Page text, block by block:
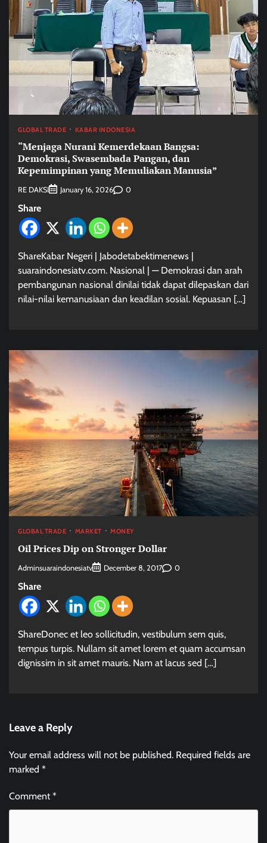
GLOBAL TRADE KABAR INDONESIA
“Menjaga Nurani Kemerdekaan Bangsa:
Demokrasi, Swasembada Pangan, dan
Kepemimpinan yang Memuliakan Manusia”
RE DAKSI January 16, 2026 0
Share
ShareKabar Negeri | Jabodetabektimenews |
suaraindonesiatv.com. Nasional | — Demokrasi dan arah
pembangunan nasional dinilai tidak dapat dilepaskan dari
nilai-nilai kemanusiaan dan keadilan sosial. Kepuasan […]
GLOBAL TRADE MARKET MONEY
Oil Prices Dip on Stronger Dollar
Adminsuaraindonesiatv December 8, 2017 0
Share
ShareDonec et leo sollicitudin, vestibulum sem quis,
tempus turpis. Nullam sit amet lorem et quam accumsan
dignissim in sit amet mauris. Nam at lacus sed […]
Leave a Reply
Your email address will not be published. Required fields are
marked *
Comment*